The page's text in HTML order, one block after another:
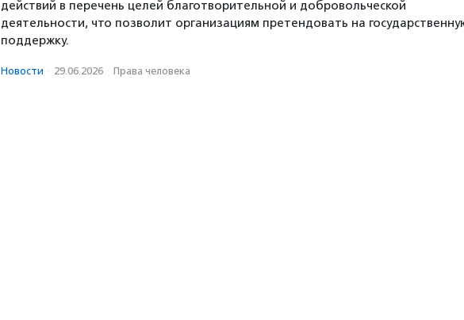
действий в перечень целей благотворительной и добровольческой
деятельности, что позволит организациям претендовать на
поддержку.
Новости · 29.06.2026 · Права человека